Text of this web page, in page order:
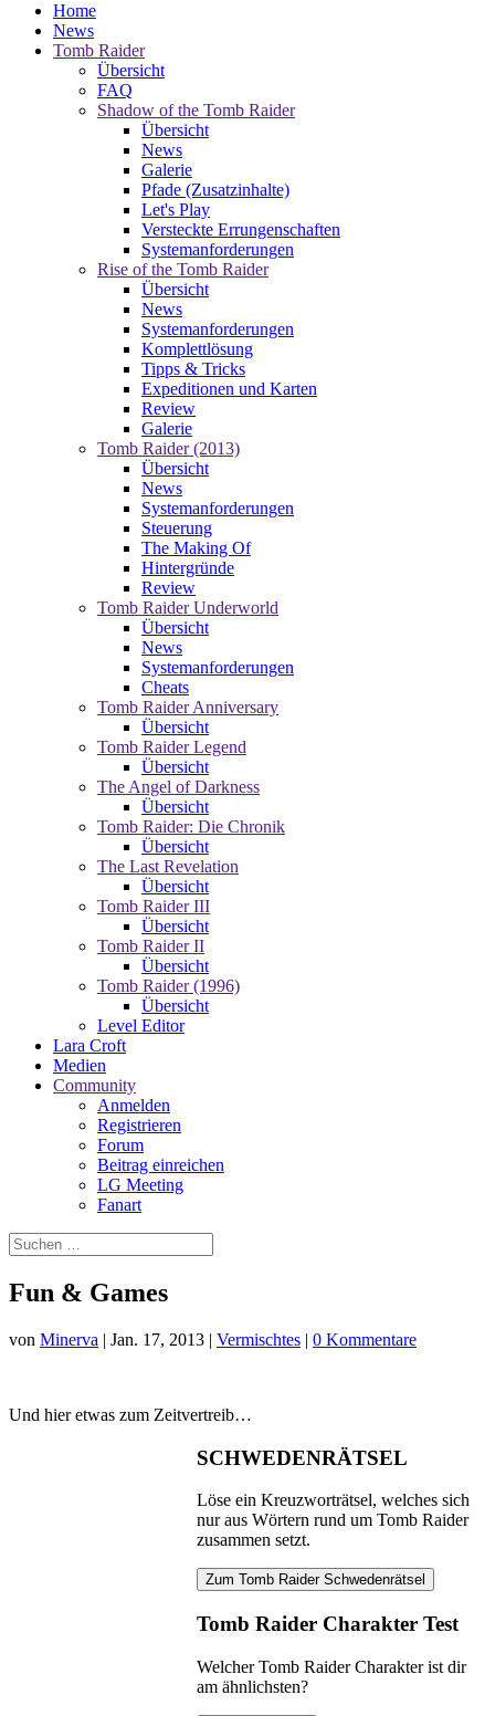
Home
News
Tomb Raider
Übersicht
FAQ
Shadow of the Tomb Raider
Übersicht
News
Galerie
Pfade (Zusatzinhalte)
Let's Play
Versteckte Errungenschaften
Systemanforderungen
Rise of the Tomb Raider
Übersicht
News
Systemanforderungen
Komplettlösung
Tipps & Tricks
Expeditionen und Karten
Review
Galerie
Tomb Raider (2013)
Übersicht
News
Systemanforderungen
Steuerung
The Making Of
Hintergründe
Review
Tomb Raider Underworld
Übersicht
News
Systemanforderungen
Cheats
Tomb Raider Anniversary
Übersicht
Tomb Raider Legend
Übersicht
The Angel of Darkness
Übersicht
Tomb Raider: Die Chronik
Übersicht
The Last Revelation
Übersicht
Tomb Raider III
Übersicht
Tomb Raider II
Übersicht
Tomb Raider (1996)
Übersicht
Level Editor
Lara Croft
Medien
Community
Anmelden
Registrieren
Forum
Beitrag einreichen
LG Meeting
Fanart
Fun & Games
von Minerva | Jan. 17, 2013 | Vermischtes | 0 Kommentare
Und hier etwas zum Zeitvertreib…
SCHWEDENRÄTSEL
Löse ein Kreuzworträtsel, welches sich
nur aus Wörtern rund um Tomb Raider
zusammen setzt.
Zum Tomb Raider Schwedenrätsel
Tomb Raider Charakter Test
Welcher Tomb Raider Charakter ist dir
am ähnlichsten?